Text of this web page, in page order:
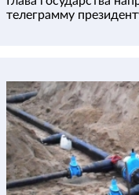
телеграмму